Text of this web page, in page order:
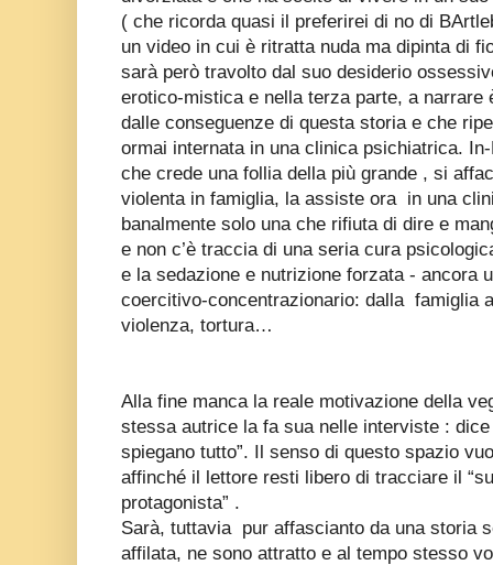
( che ricorda quasi il preferirei di no di
un video in cui è ritratta nuda ma dipinta di
sarà però travolto dal suo desiderio
erotico-mistica e nella terza parte, a narrare
dalle conseguenze di questa storia e che
ormai internata in una clinica psichiatrica.
che crede una follia della più grande , si
violenta in famiglia, la assiste ora in una
banalmente solo una che rifiuta di dire e
e non c’è traccia di una seria cura
e la sedazione e nutrizione forzata - ancora
coercitivo-concentrazionario: dalla famiglia
violenza, tortura…
Alla fine manca la reale motivazione della
stessa autrice la fa sua nelle interviste :
spiegano tutto”. Il senso di questo spazio
affinché il lettore resti libero di tracciare il
protagonista” .
Sarà, tuttavia pur affascianto da una storia
affilata, ne sono attratto e al tempo stesso